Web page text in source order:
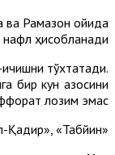
ва Рамазон ойида
нафл ҳисобланади.
ичишни тўхтатади.
бир кун қазосини
лозим эмас.
«Оламгирия», «Фатҳул-Қадир», «Табйин».